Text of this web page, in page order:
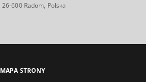
26-600 Radom, Polska
MAPA STRONY